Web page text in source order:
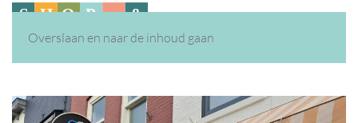
Overslaan en naar de inhoud gaan